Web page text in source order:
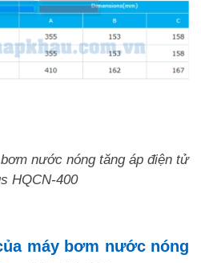
nước nóng tăng áp điện tử
HQCN-400
máy bơm nước nóng